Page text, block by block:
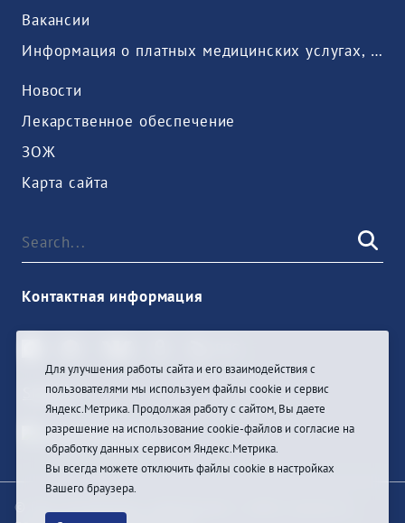
Вакансии
Информация о платных медицинских услугах, предоставляемых медицинской организацией
Новости
Лекарственное обеспечение
ЗОЖ
Карта сайта
Контактная информация
Sign In
© При цитировании информации с сайта ссылка на
Для улучшения работы сайта и его взаимодействия с
пользователями мы используем файлы cookie и сервис
Яндекс.Метрика. Продолжая работу с сайтом, Вы даете
разрешение на использование cookie-файлов и согласие на
обработку данных сервисом Яндекс.Метрика.
Вы всегда можете отключить файлы cookie в настройках
Вашего браузера.